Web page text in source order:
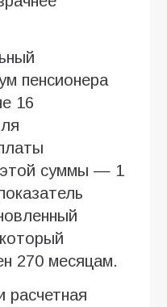
пенсионера
16
этой суммы — 1
270 месяцам.
расчетная